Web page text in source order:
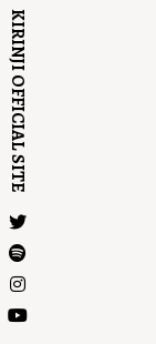
KIRINJI OFFICIAL SITE